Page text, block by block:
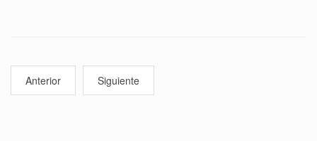
Anterior Siguiente